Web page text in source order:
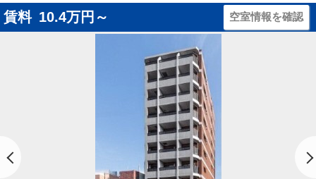
賃料 10.4万円～ 空室情報を確認